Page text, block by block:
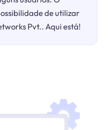
de utilizar
Pvt.. Aqui está!